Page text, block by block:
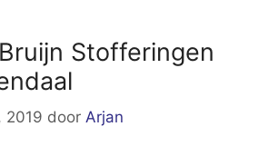
Stofferingen
2019 door Arjan